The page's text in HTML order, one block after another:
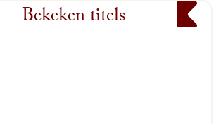
Bekeken titels